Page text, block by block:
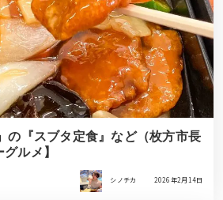
の『スブタ定食』など（枚方市長
ルメ】
シノチカ 2026年2月14日